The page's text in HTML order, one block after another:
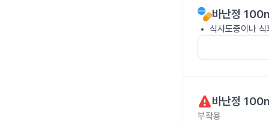
바난정
식사도중이나
바난정
부작용